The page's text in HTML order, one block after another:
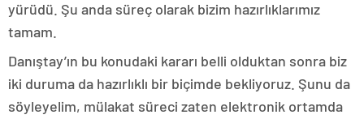
yürüdü. Şu anda süreç olarak bizim hazırlıklarımız
tamam.
Danıştay’ın bu konudaki kararı belli olduktan sonra biz
iki duruma da hazırlıklı bir biçimde bekliyoruz. Şunu da
söyleyelim, mülakat süreci zaten elektronik ortamda